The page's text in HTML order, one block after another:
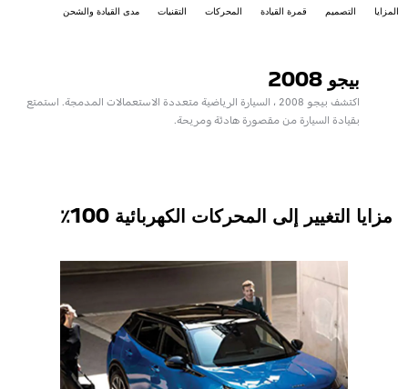
المزايا التصميم قمرة القيادة المحركات التقنيات مدى القيادة والشحن
بيجو 2008
اكتشف بيجو 2008 ، السيارة الرياضية متعددة الاستعمالات المدمجة. استمتع
بقيادة السيارة من مقصورة هادئة ومريحة.
مزايا التغيير إلى المحركات الكهربائية 100٪